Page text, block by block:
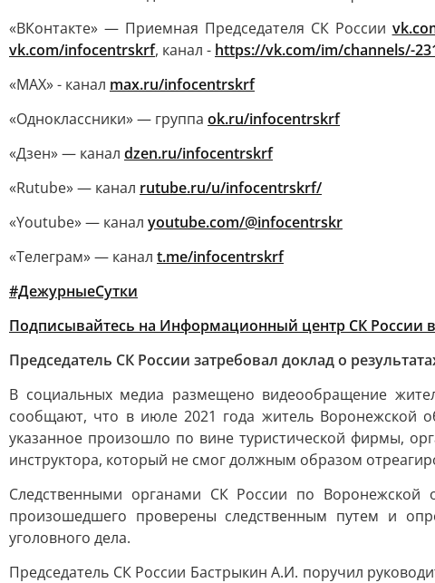
«ВКонтакте» — Приемная Председателя СК России
vk.com/infocentrskrf, канал - https://vk.com/im/channels/-
«MAX» - канал max.ru/infocentrskrf
«Одноклассники» — группа ok.ru/infocentrskrf
«Дзен» — канал dzen.ru/infocentrskrf
«Rutube» — канал rutube.ru/u/infocentrskrf/
«Youtube» — канал youtube.com/@infocentrskr
«Телеграм» — канал t.me/infocentrskrf
#ДежурныеСутки
Подписывайтесь на Информационный центр СК России
Председатель СК России затребовал доклад о
В социальных медиа размещено видеообращение
сообщают, что в июле 2021 года житель Воронежской
указанное произошло по вине туристической фирмы,
инструктора, который не смог должным образом
Следственными органами СК России по Воронежской
произошедшего проверены следственным путем и
уголовного дела.
Председатель СК России Бастрыкин А.И. поручил